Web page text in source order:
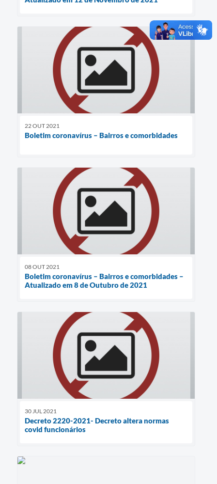
22 OUT 2021
Boletim coronavírus – Bairros e comorbidades
08 OUT 2021
Boletim coronavírus – Bairros e comorbidades –
Atualizado em 8 de Outubro de 2021
30 JUL 2021
Decreto 2220-2021- Decreto altera normas
covid funcionários